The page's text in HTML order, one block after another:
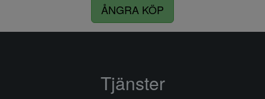
ÅNGRA KÖP
Tjänster